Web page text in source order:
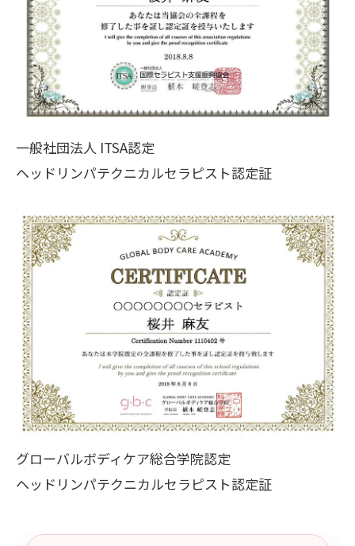
一般社団法人 ITSA認定
ヘッドリンパテクニカルセラピスト認定証
グローバルボディケア総合学院認定
ヘッドリンパテクニカルセラピスト認定証